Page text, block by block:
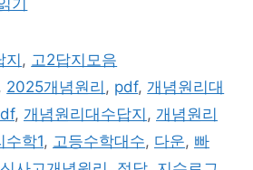
지 , 고2답지모음
, 2025개념원리 , pdf, 개념원리대
, 개념원리대수답지 , 개념원리
수학1, 고등수학대수, 다운, 빠